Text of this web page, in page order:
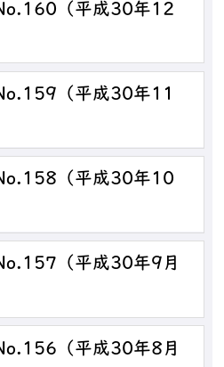
（平成30年12
（平成30年11
（平成30年10
（平成30年9月
（平成30年8月